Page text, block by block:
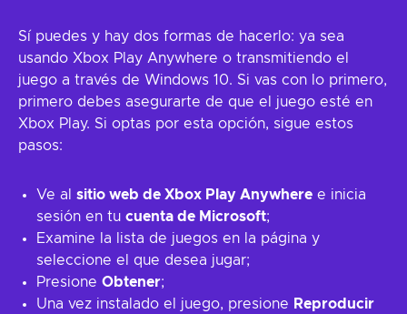
Sí puedes y hay dos formas de hacerlo: ya sea
usando Xbox Play Anywhere o transmitiendo el
juego a través de Windows 10. Si vas con lo primero,
primero debes asegurarte de que el juego esté en
Xbox Play. Si optas por esta opción, sigue estos
pasos:
Ve al sitio web de Xbox Play Anywhere e inicia
sesión en tu cuenta de Microsoft;
Examine la lista de juegos en la página y
seleccione el que desea jugar;
Presione Obtener;
Una vez instalado el juego, presione Reproducir